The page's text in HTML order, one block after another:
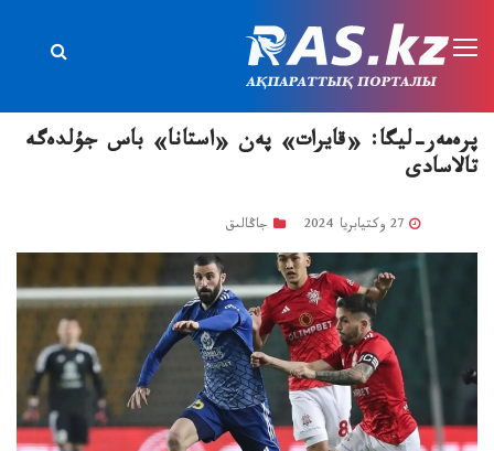
پرەمەر-ليگا: «قايرات» پەن «استانا» باس جۇلدەگە
تالاسادى
جاڭالىق